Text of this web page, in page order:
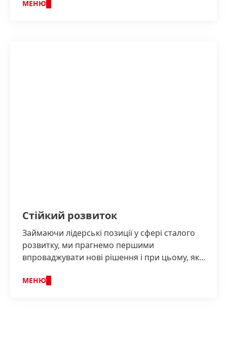
МЕНЮ
Стійкий розвиток
Займаючи лідерські позиції у сфері сталого
розвитку, ми прагнемо першими
впроваджувати нові рішення і при цьому, як і
належною відповідальністю та
МЕНЮ